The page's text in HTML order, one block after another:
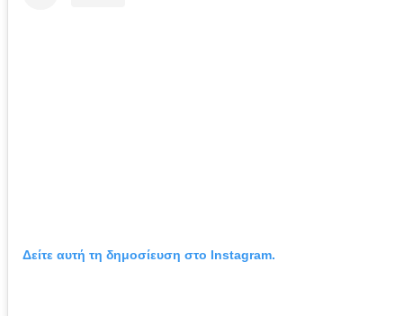
Δείτε αυτή τη δημοσίευση στο Instagram.